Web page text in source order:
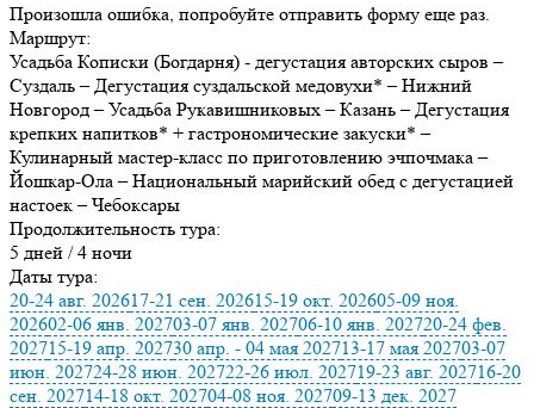
Произошла ошибка, попробуйте отправить форму еще раз.
Маршрут:
Усадьба Кописки (Богдарня) - дегустация авторских сыров –
Суздаль – Дегустация суздальской медовухи* – Нижний
Новгород – Усадьба Рукавишниковых – Казань – Дегустация
крепких напитков* + гастрономические закуски* –
Кулинарный мастер-класс по приготовлению эчпочмака –
Йошкар-Ола – Национальный марийский обед с дегустацией
настоек – Чебоксары
Продолжительность тура:
5 дней / 4 ночи
Даты тура:
20-24 авг. 202617-21 сен. 202615-19 окт. 202605-09 ноя.
202602-06 янв. 202703-07 янв. 202706-10 янв. 202720-24 фев.
202715-19 апр. 202730 апр. - 04 мая 202713-17 мая 202703-07
июн. 202724-28 июн. 202722-26 июл. 202719-23 авг. 202716-20
сен. 202714-18 окт. 202704-08 ноя. 202709-13 дек. 2027